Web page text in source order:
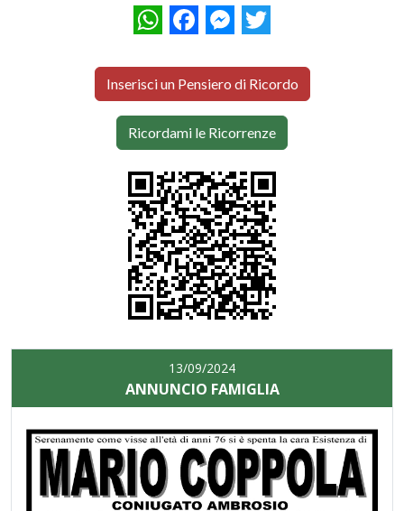
WhatsAppFacebookMessenger
Twitter
Inserisci un Pensiero di Ricordo
Ricordami le Ricorrenze
13/09/2024
ANNUNCIO FAMIGLIA